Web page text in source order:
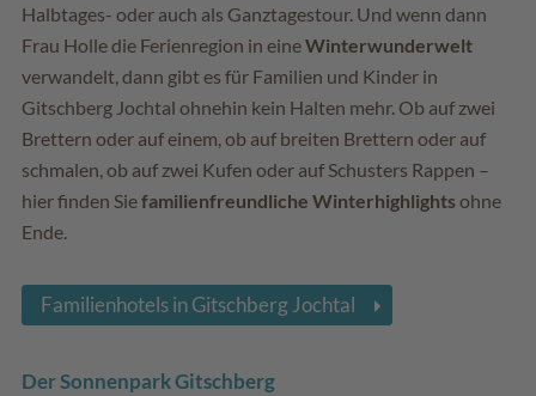
Halbtages- oder auch als Ganztagestour. Und wenn dann
Frau Holle die Ferienregion in eineWinterwunderwelt
verwandelt, dann gibt es für Familien und Kinder in
Gitschberg Jochtal ohnehin kein Halten mehr. Ob auf zwei
Brettern oder auf einem, ob auf breiten Brettern oder auf
schmalen, ob auf zwei Kufen oder auf Schusters Rappen –
hier finden Siefamilienfreundliche Winterhighlightsohne
Ende.
Familienhotels in Gitschberg Jochtal
Der Sonnenpark Gitschberg